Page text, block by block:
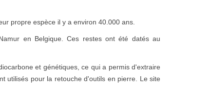
propre espèce il y a environ 40.000 ans.
en Belgique. Ces restes ont été datés au
et génétiques, ce qui a permis d'extraire
utilisés pour la retouche d'outils en pierre. Le site